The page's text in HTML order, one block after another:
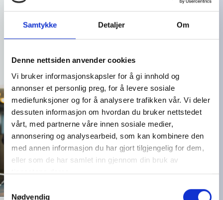
Samtykke Detaljer Om
Denne nettsiden anvender cookies
Vi bruker informasjonskapsler for å gi innhold og
annonser et personlig preg, for å levere sosiale
mediefunksjoner og for å analysere trafikken vår. Vi deler
dessuten informasjon om hvordan du bruker nettstedet
vårt, med partnerne våre innen sosiale medier,
annonsering og analysearbeid, som kan kombinere den
med annen informasjon du har gjort tilgjengelig for dem,
eller som de har samlet inn gjennom din bruk av
tjenestene deres.
S
Nødvendig
Å ha en jobb er viktig for
økonomisk trygghet og sosial
tilhørighet, men som ung
utfordringer.